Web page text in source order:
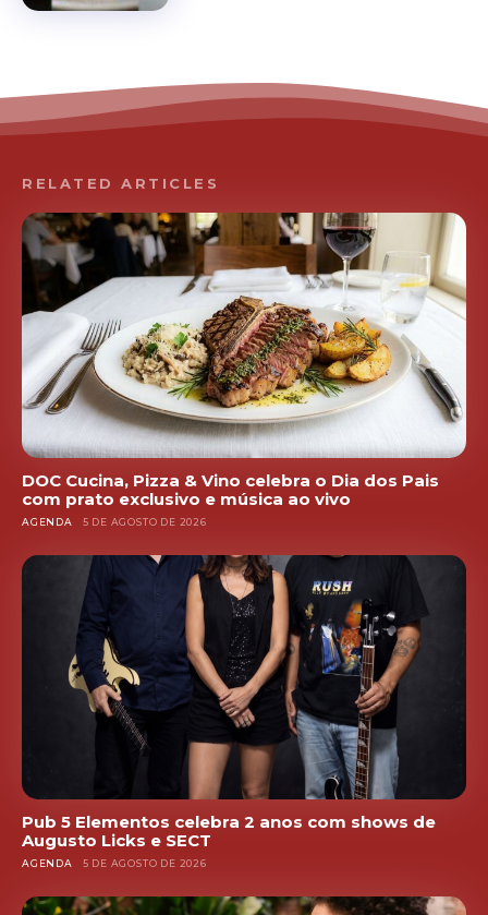
RELATED ARTICLES
DOC Cucina, Pizza & Vino celebra o Dia dos Pais
com prato exclusivo e música ao vivo
AGENDA 5 DE AGOSTO DE 2026
Pub 5 Elementos celebra 2 anos com shows de
Augusto Licks e SECT
AGENDA 5 DE AGOSTO DE 2026